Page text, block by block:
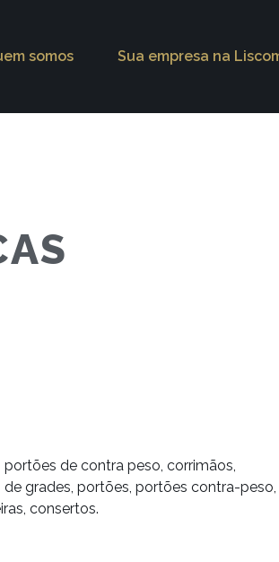
somos Sua empresa na
de contra peso, corrimãos,
grades, portões, portões contra-peso,
consertos.